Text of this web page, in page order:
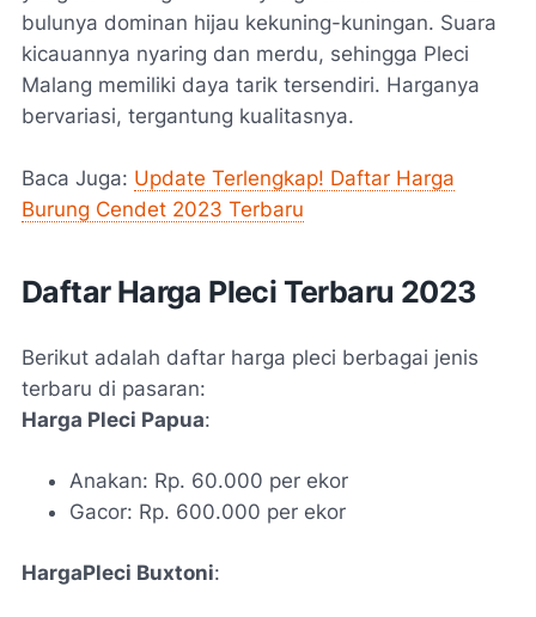
bulunya dominan hijau kekuning-kuningan. Suara
kicauannya nyaring dan merdu, sehingga Pleci
Malang memiliki daya tarik tersendiri. Harganya
bervariasi, tergantung kualitasnya.
Baca Juga: Update Terlengkap! Daftar Harga
Burung Cendet 2023 Terbaru
Daftar Harga Pleci Terbaru 2023
Berikut adalah daftar harga pleci berbagai jenis
terbaru di pasaran:
Harga Pleci Papua:
Anakan: Rp. 60.000 per ekor
Gacor: Rp. 600.000 per ekor
HargaPleci Buxtoni: